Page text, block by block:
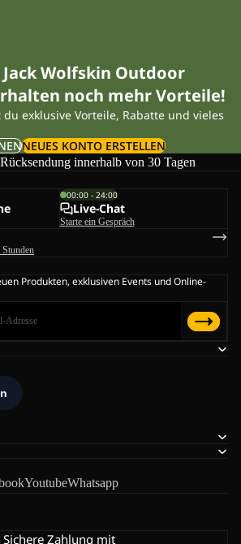
Wolfskin Outdoor
noch mehr Vorteile!
exklusive Vorteile, Rabatte und vieles
NEUES KONTO ERSTELLEN
innerhalb von 30 Tagen
YoutubeWhatsapp
00:00 - 24:00
Live-Chat
Starte ein Gespräch
Produkten, exklusiven Events und Online-
Sichere Zahlung mit